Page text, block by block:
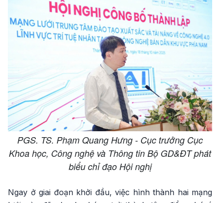
PGS. TS. Phạm Quang Hưng - Cục trưởng Cục
Khoa học, Công nghệ và Thông tin Bộ GD&ĐT phát
biểu chỉ đạo Hội nghị
Ngay ở giai đoạn khởi đầu, việc hình thành hai mạng